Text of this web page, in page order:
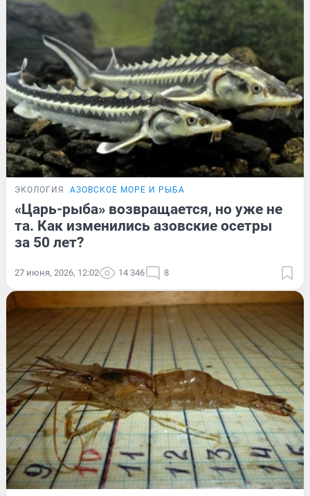
ЭКОЛОГИЯ АЗОВСКОЕ МОРЕ И РЫБА
«Царь-рыба» возвращается, но уже не
та. Как изменились азовские осетры
за 50 лет?
27 июня, 2026, 12:02 14 346 8